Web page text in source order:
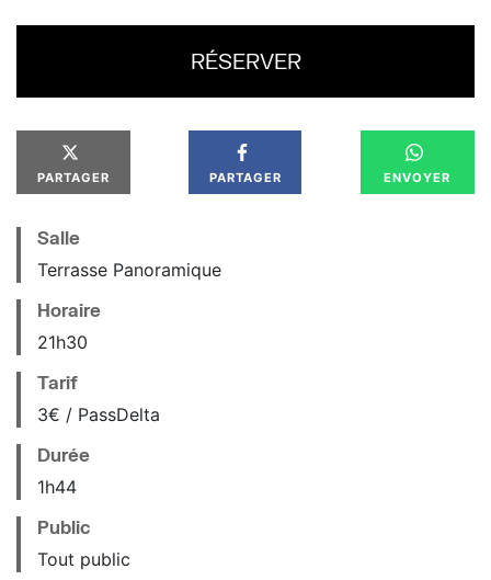
RÉSERVER
PARTAGER PARTAGER ENVOYER
Salle
Terrasse Panoramique
Horaire
21h30
Tarif
3€ / PassDelta
Durée
1h44
Public
Tout public